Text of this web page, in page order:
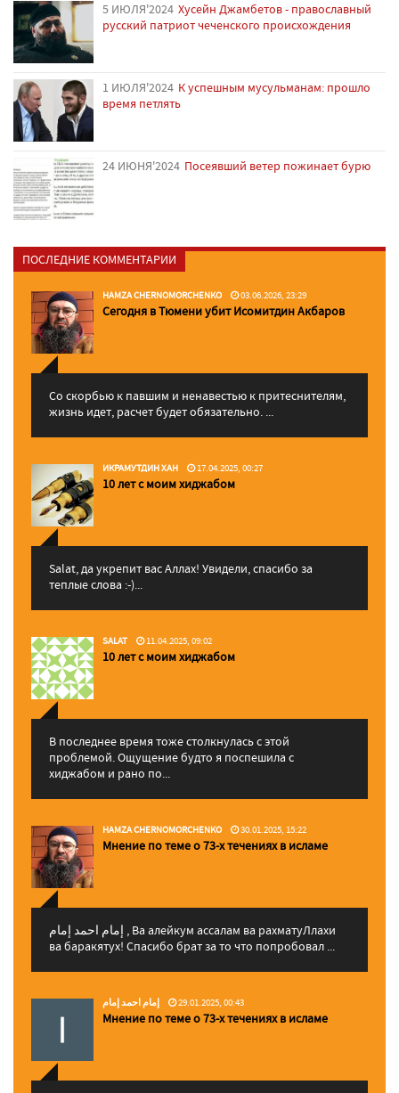
5 ИЮЛЯ'2024 Хусейн Джамбетов - православный
русский патриот чеченского происхождения
1 ИЮЛЯ'2024 К успешным мусульманам: прошло
время петлять
24 ИЮНЯ'2024 Посеявший ветер пожинает бурю
ПОСЛЕДНИЕ КОММЕНТАРИИ
HAMZA CHERNOMORCHENKO 03.06.2026, 23:29
Сегодня в Тюмени убит Исомитдин Акбаров
Со скорбью к павшим и ненавестью к притеснителям,
жизнь идет, расчет будет обязательно. ...
ИКРАМУТДИН ХАН 17.04.2025, 00:27
10 лет с моим хиджабом
Salat, да укрепит вас Аллаx! Увидели, спасибо за
теплые слова :-)...
SALAT 11.04.2025, 09:02
10 лет с моим хиджабом
В последнее время тоже столкнулась с этой
проблемой. Ощущение будто я поспешила с
хиджабом и рано по...
HAMZA CHERNOMORCHENKO 30.01.2025, 15:22
Мнение по теме о 73-х течениях в исламе
إمام احمد إمام , Ва алейкум ассалам ва рахматуЛлахи
ва баракятух! Спасибо брат за то что попробовал ...
إمام احمد إمام 29.01.2025, 00:43
Мнение по теме о 73-х течениях в исламе